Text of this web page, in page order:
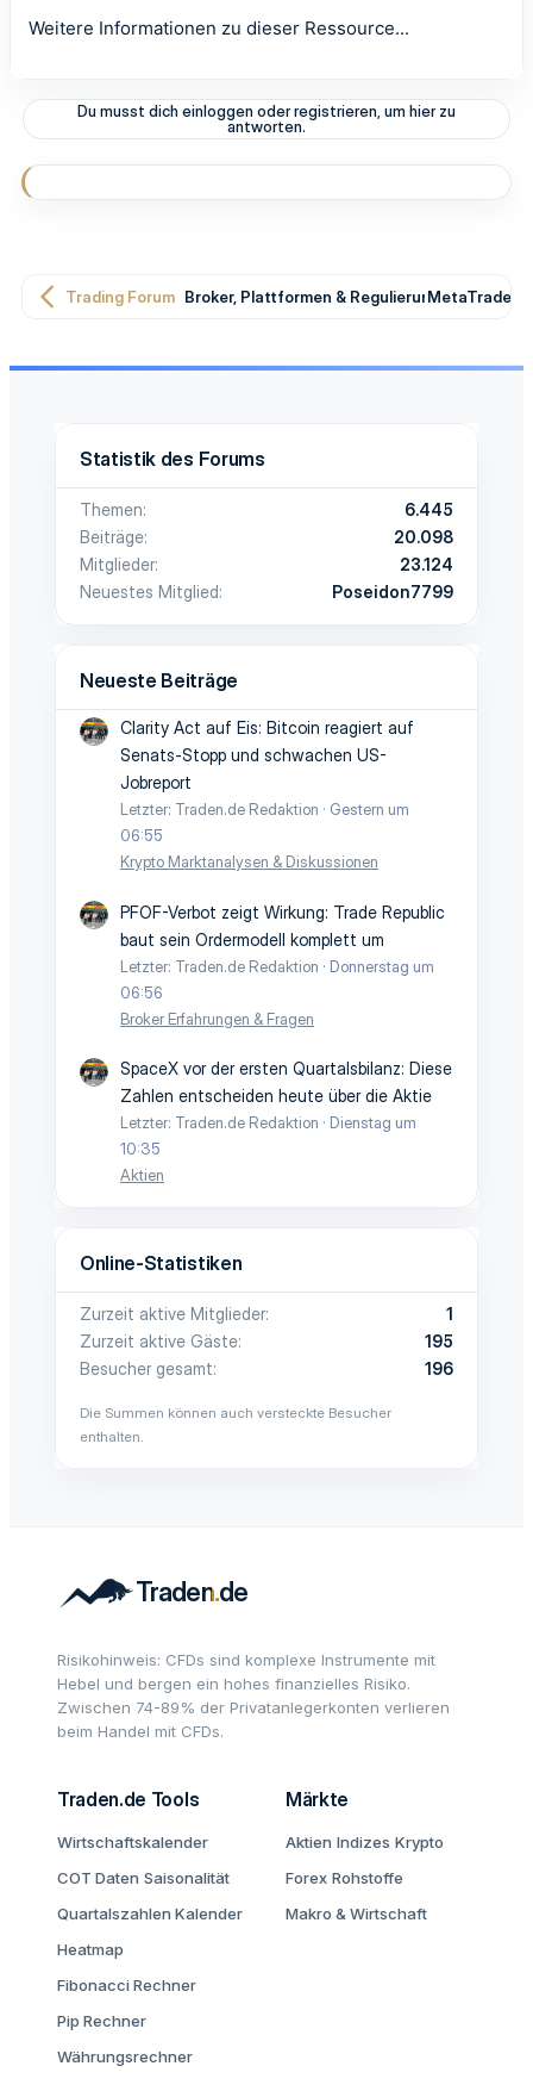
einem überverkauften Asset kommt es
Binäre Optionen Trader nutzen den Stochastik-
Oszillator, um geeignete Einstiegspunkte...
Weitere Informationen zu dieser Ressource...
Du musst dich einloggen oder registrieren, um hier zu
antworten.
Trading Forum Broker, Plattformen & RegulierungMetaTrader
Statistik des Forums
Themen
6.445
Beiträge
20.098
Mitglieder
23.124
Neuestes Mitglied
Poseidon7799
Neueste Beiträge
Clarity Act auf Eis: Bitcoin reagiert auf
Senats-Stopp und schwachen US-
Jobreport
Letzter: Traden.de Redaktion
Gestern um
06:55
Krypto Marktanalysen & Diskussionen
PFOF-Verbot zeigt Wirkung: Trade Republic
baut sein Ordermodell komplett um
Letzter: Traden.de Redaktion
Donnerstag um
06:56
Broker Erfahrungen & Fragen
SpaceX vor der ersten Quartalsbilanz: Diese
Zahlen entscheiden heute über die Aktie
Letzter: Traden.de Redaktion
Dienstag um
10:35
Aktien
Online-Statistiken
Zurzeit aktive Mitglieder
1
Zurzeit aktive Gäste
195
Besucher gesamt
196
Die Summen können auch versteckte Besucher
enthalten.
Risikohinweis: CFDs sind komplexe Instrumente mit
Hebel und bergen ein hohes finanzielles Risiko.
Zwischen 74-89% der Privatanlegerkonten verlieren
beim Handel mit CFDs.
Traden.de Tools
Wirtschaftskalender
COT Daten Saisonalität
Quartalszahlen Kalender
Heatmap
Fibonacci Rechner
Pip Rechner
Währungsrechner
Märkte
Aktien Indizes Krypto
Forex Rohstoffe
Makro & Wirtschaft